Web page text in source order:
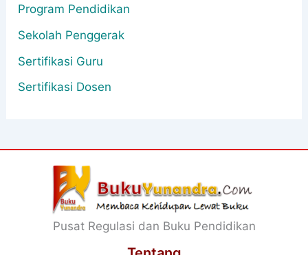
Program Pendidikan
Sekolah Penggerak
Sertifikasi Guru
Sertifikasi Dosen
Pusat Regulasi dan Buku Pendidikan